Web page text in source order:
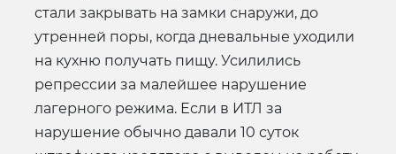
стали закрывать на замки снаружи, до
утренней поры, когда дневальные уходили
на кухню получать пищу. Усилились
репрессии за малейшее нарушение
лагерного режима. Если в ИТЛ за
нарушение обычно давали 10 суток